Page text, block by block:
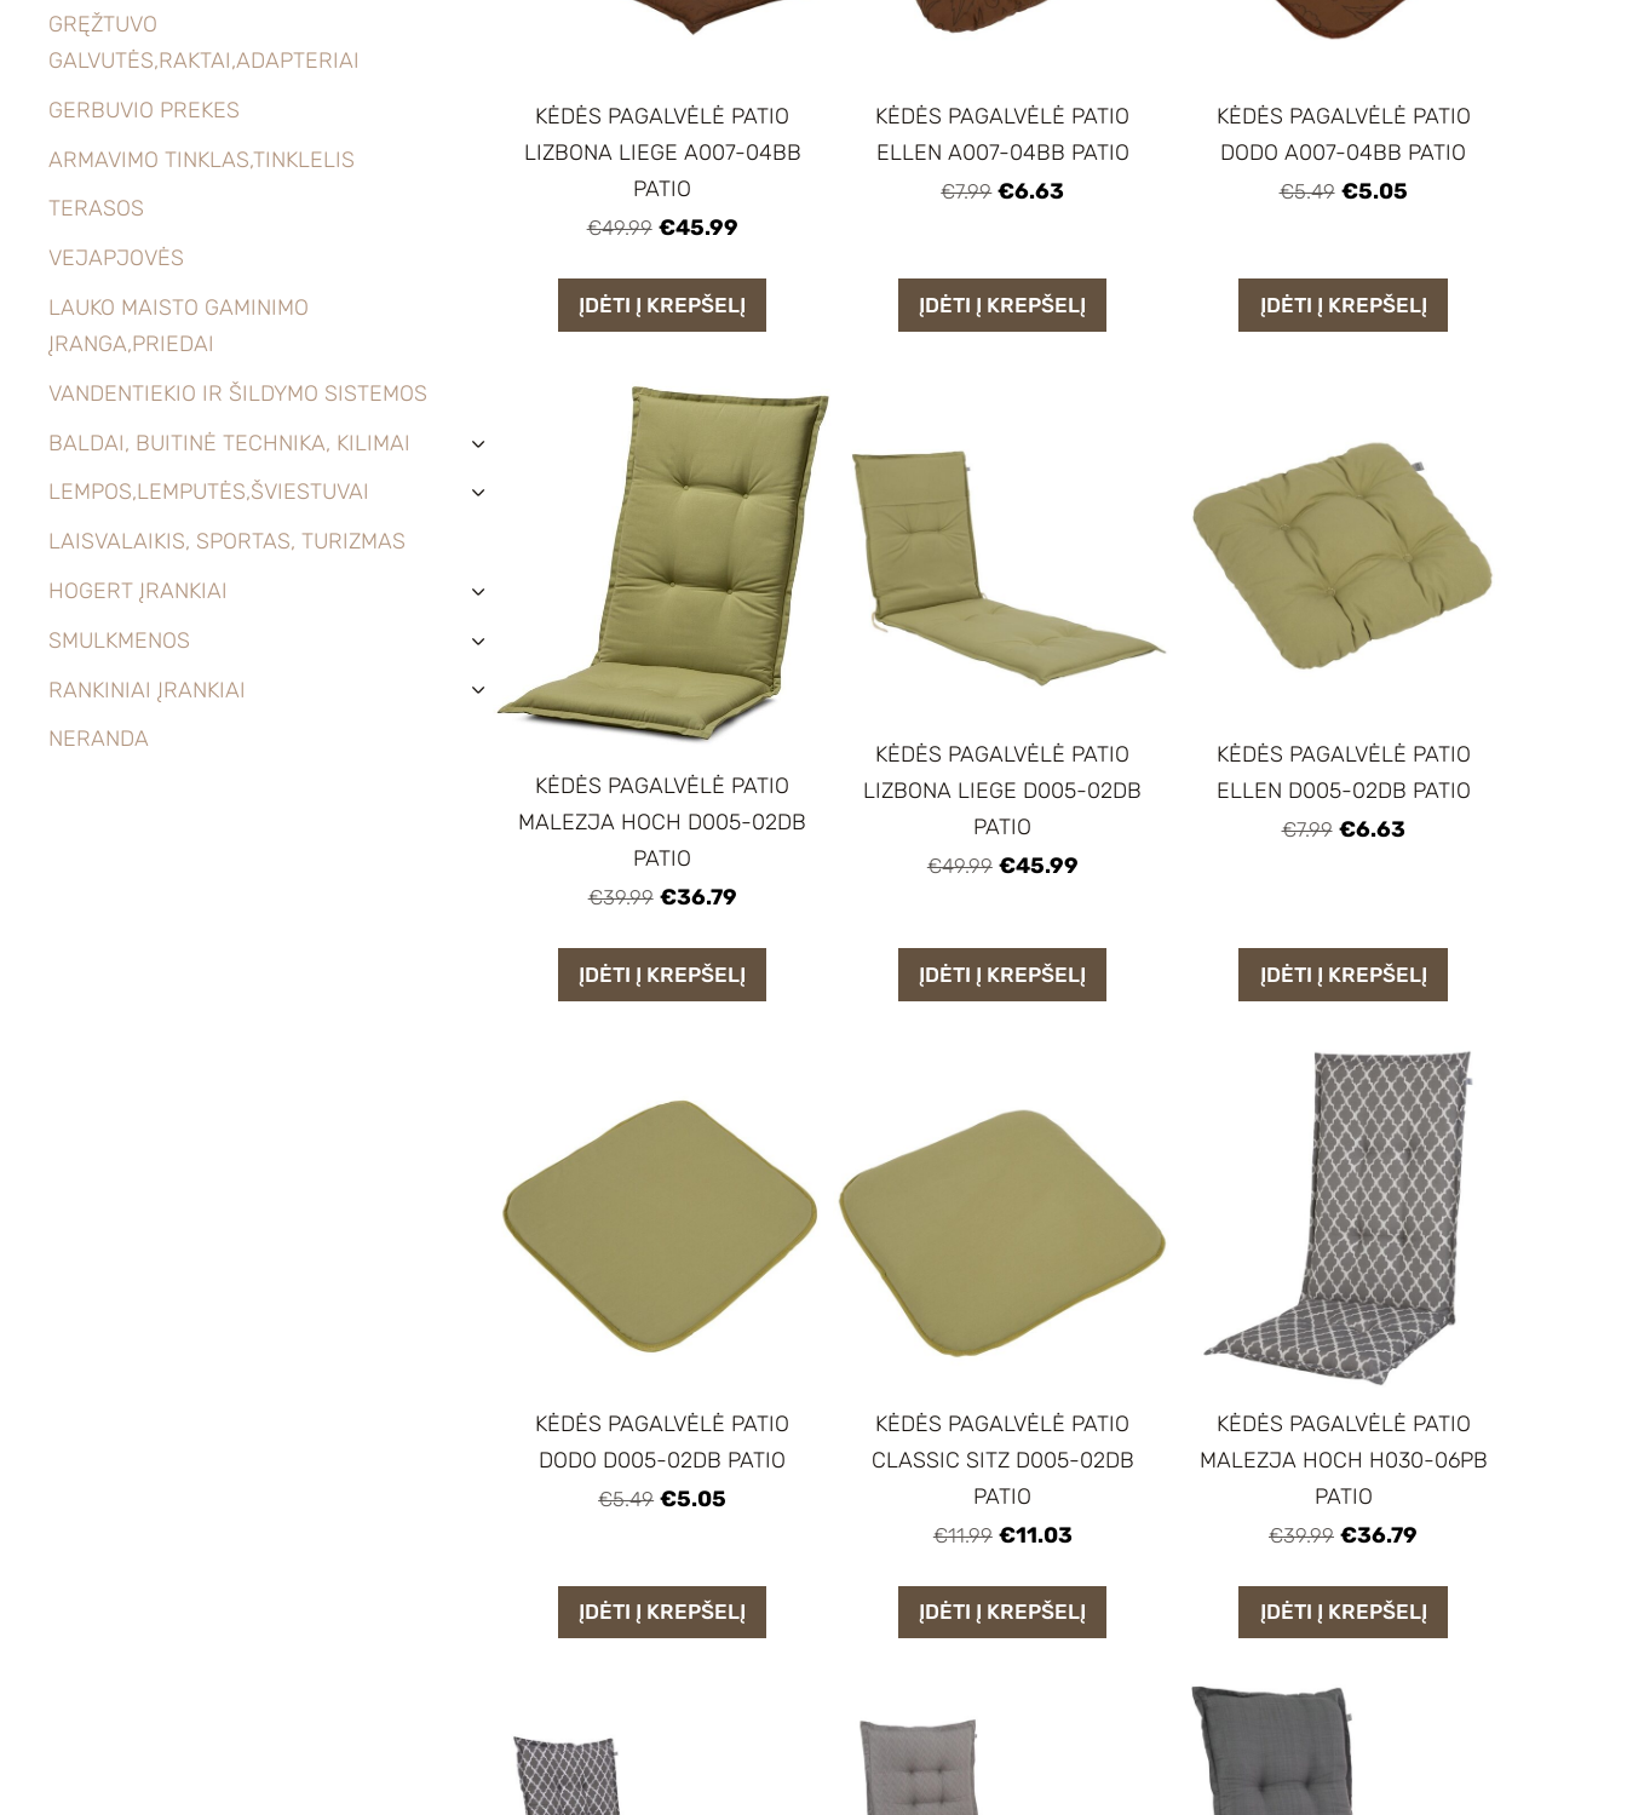
GRĘŽTUVO
GALVUTĖS,RAKTAI,ADAPTERIAI
GERBUVIO PREKES
ARMAVIMO TINKLAS,TINKLELIS
TERASOS
VEJAPJOVĖS
LAUKO MAISTO GAMINIMO
ĮRANGA,PRIEDAI
VANDENTIEKIO IR ŠILDYMO SISTEMOS
BALDAI, BUITINĖ TECHNIKA, KILIMAI
›
LEMPOS,LEMPUTĖS,ŠVIESTUVAI ›
LAISVALAIKIS, SPORTAS, TURIZMAS
HOGERT ĮRANKIAI
›
SMULKMENOS ›
RANKINIAI ĮRANKIAI ›
NERANDA
KĖDĖS PAGALVĖLĖ PATIO
LIZBONA LIEGE A007-04BB
PATIO
€49.99 €45.99
ĮDĖTI Į KREPŠELĮ
KĖDĖS PAGALVĖLĖ PATIO
ELLEN A007-04BB PATIO
€7.99 €6.63
ĮDĖTI Į KREPŠELĮ
KĖDĖS PAGALVĖLĖ PATIO
DODO A007-04BB PATIO
€5.49 €5.05
ĮDĖTI Į KREPŠELĮ
KĖDĖS PAGALVĖLĖ PATIO
MALEZJA HOCH D005-02DB
PATIO
€39.99 €36.79
ĮDĖTI Į KREPŠELĮ
KĖDĖS PAGALVĖLĖ PATIO
LIZBONA LIEGE D005-02DB
PATIO
€49.99 €45.99
ĮDĖTI Į KREPŠELĮ
KĖDĖS PAGALVĖLĖ PATIO
ELLEN D005-02DB PATIO
€7.99 €6.63
ĮDĖTI Į KREPŠELĮ
KĖDĖS PAGALVĖLĖ PATIO
DODO D005-02DB PATIO
€5.49 €5.05
ĮDĖTI Į KREPŠELĮ
KĖDĖS PAGALVĖLĖ PATIO
CLASSIC SITZ D005-02DB
PATIO
€11.99 €11.03
ĮDĖTI Į KREPŠELĮ
KĖDĖS PAGALVĖLĖ PATIO
MALEZJA HOCH H030-06PB
PATIO
€39.99 €36.79
ĮDĖTI Į KREPŠELĮ